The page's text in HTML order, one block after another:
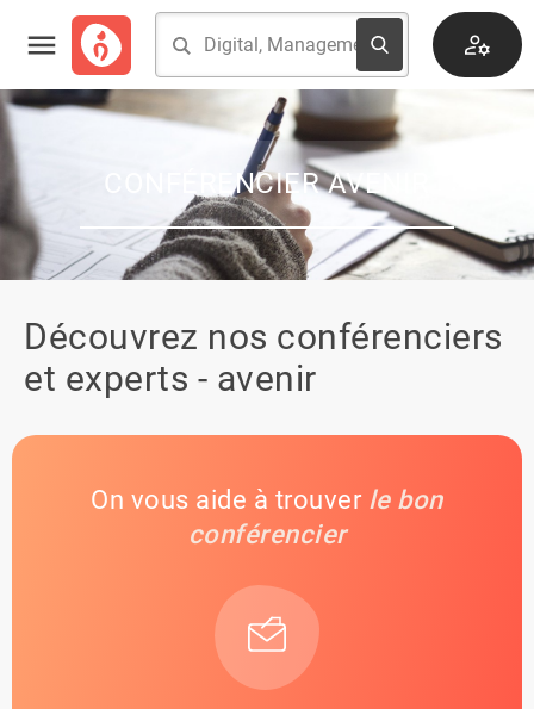
CONFÉRENCIER AVENIR
Découvrez nos conférenciers
et experts - avenir
On vous aide à trouver le bon
conférencier